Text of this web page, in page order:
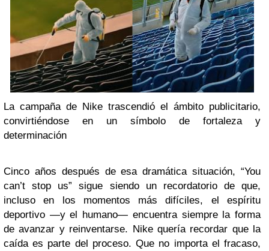
La campaña de Nike trascendió el ámbito publicitario,
convirtiéndose en un símbolo de fortaleza y
determinación
Cinco años después de esa dramática situación, “You
can’t stop us” sigue siendo un recordatorio de que,
incluso en los momentos más difíciles, el espíritu
deportivo —y el humano— encuentra siempre la forma
de avanzar y reinventarse. Nike quería recordar que la
caída es parte del proceso.Que no importa el fracaso,